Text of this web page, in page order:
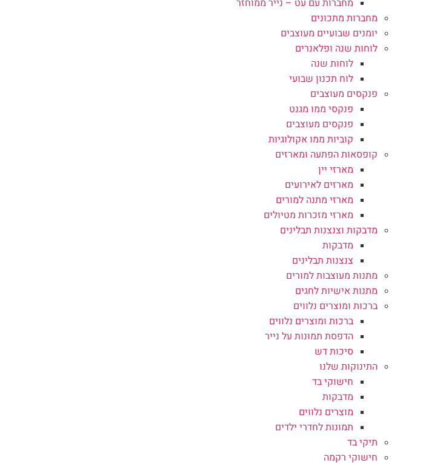
מחברות מתכונים
יומנים שבועיים מעוצבים
לוחות שנה ופלאנרים
לוחות שנה
לוח תכנון שבועי
פנקסים מעוצבים
פנקסי ממו מגנט
פנקסים מעוצבים
קוביות ממו אקולוגיות
קופסאות הפתעה ומארזים
מארזי יין
מארזים לאירועים
מארזי מתנה למורים
מארזי מזכרות מטיולים
מדבקות וצנצנות תבלינים
מדבקות
צנצנות תבלינים
מתנות מעוצבות למורים
מתנות אישיות לחגים
ברכות ומוצרים נלווים
ברכות ומוצרים נלווים
הדפסת תמונות על נייר
סיכות דש
התינוקות שלנו
חישוקי בד
מדבקות
מוצרים נלווים
תמונות לחדרי ילדים
תיקי בד
חישוקי רקמה